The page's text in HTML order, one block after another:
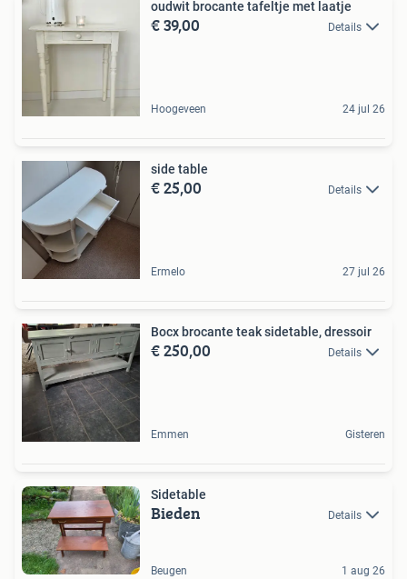
oudwit brocante tafeltje met laatje
€ 39,00 Details
Hoogeveen 24 jul 26
side table
€ 25,00 Details
Ermelo 27 jul 26
Bocx brocante teak sidetable, dressoir
€ 250,00 Details
Emmen Gisteren
Sidetable
Bieden Details
Beugen 1 aug 26